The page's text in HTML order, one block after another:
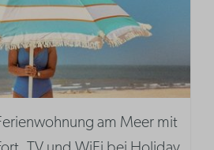
am Meer mit